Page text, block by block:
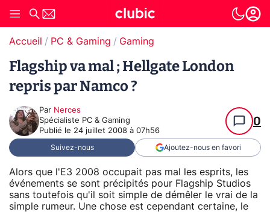
Accueil PC & Gaming Gaming
Flagship va mal ; Hellgate London
repris par Namco ?
Par Nerces
Spécialiste PC & Gaming
Publié le 24 juillet 2008 à 07h56
0
Suivez-nous Ajoutez-nous en favori
Alors que l'E3 2008 occupait pas mal les esprits, les
événements se sont précipités pour Flagship Studios
sans toutefois qu'il soit simple de démêler le vrai de la
simple rumeur. Une chose est cependant certaine, le